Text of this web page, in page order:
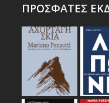
ΠΡΟΣΦΑΤΕΣ